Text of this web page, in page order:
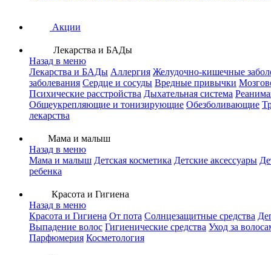
Акции
Лекарства и БАДы
Назад в меню
Лекарства и БАДы Аллергия Желудочно-кишечные
заболевания Сердце и сосуды Вредные привычки
Психические расстройства Дыхательная система
Общеукрепляющие и тонизирующие Обезболивающие
лекарства
Мама и малыш
Назад в меню
Мама и малыш Детская косметика Детские аксессуары
ребенка
Красота и Гигиена
Назад в меню
Красота и Гигиена От пота Солнцезащитные средства
Выпадение волос Гигиенические средства Уход за
Парфюмерия Косметология